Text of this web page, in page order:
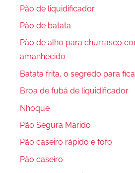
Pão de liquidificador
Pão de batata
Pão de alho para churrasco
amanhecido
Batata frita, o segredo para
Broa de fubá de liquidificador
Nhoque
Pão Segura Marido
Pão caseiro rápido e fofo
Pão caseiro